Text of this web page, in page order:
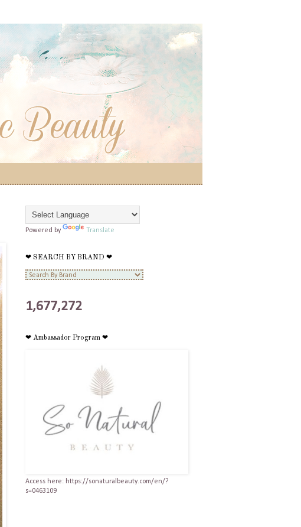
Powered by Translate
❤ SEARCH BY BRAND ❤
1,677,272
❤ Ambassador Program ❤
Access here: https://sonaturalbeauty.com/en/?
s=0463109